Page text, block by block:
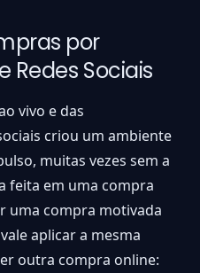
por
Redes Sociais
vivo e das
criou um ambiente
muitas vezes sem a
feita em uma compra
uma compra motivada
aplicar a mesma
outra compra online: